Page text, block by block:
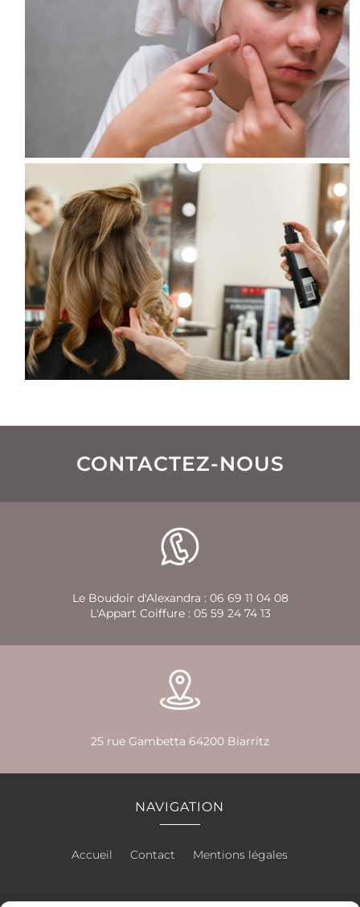
CONTACTEZ-NOUS
Le Boudoir d'Alexandra : 06 69 11 04 08
L'Appart Coiffure : 05 59 24 74 13
25 rue Gambetta 64200 Biarritz
NAVIGATION
Accueil Contact Mentions légales